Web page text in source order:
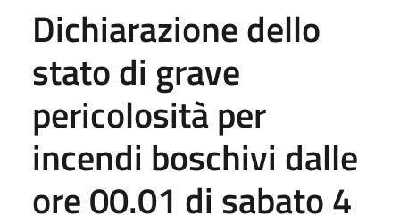
Dichiarazione dello
stato di grave
pericolosità per
incendi boschivi dalle
ore 00.01 di sabato 4